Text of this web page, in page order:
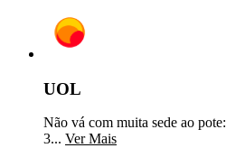
UOL
Não vá com muita sede ao
3... Ver Mais